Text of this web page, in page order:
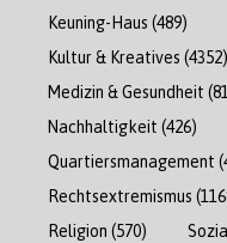
Keuning-Haus (489)
Kultur & Kreatives (4352)
Medizin & Gesundheit
Nachhaltigkeit (426)
Quartiersmanagement
Rechtsextremismus
Religion (570)